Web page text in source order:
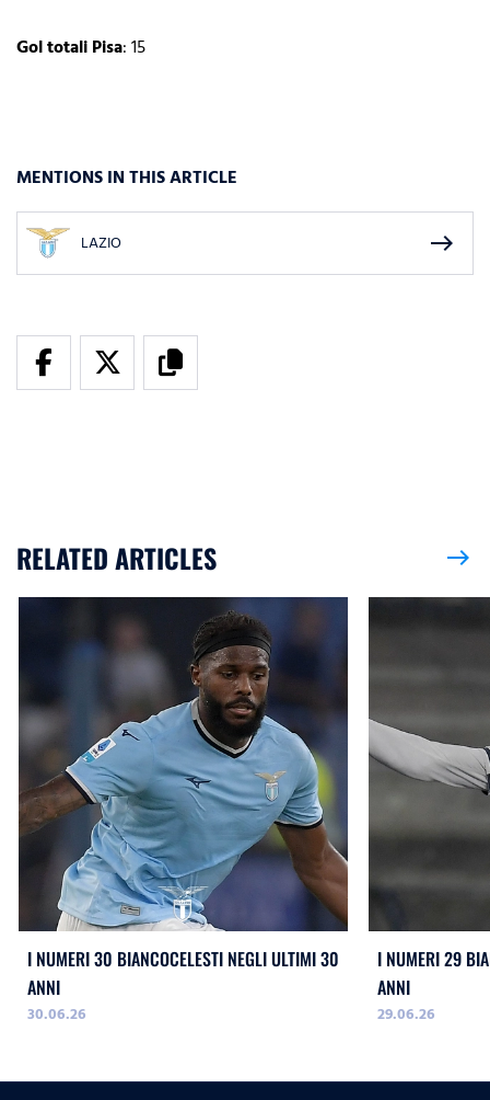
Gol totali Pisa: 15
MENTIONS IN THIS ARTICLE
LAZIO east
RELATED ARTICLES east
I NUMERI 30 BIANCOCELESTI NEGLI ULTIMI 30
ANNI
30.06.26
I NUMERI 29
ANNI
29.06.26